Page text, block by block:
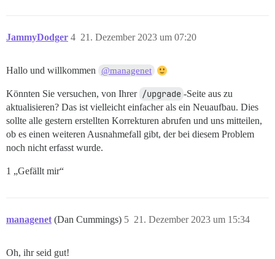
JammyDodger 21. Dezember 2023 um 07:20
4
Hallo und willkommen @managenet
Könnten Sie versuchen, von Ihrer /upgrade -Seite aus zu
aktualisieren? Das ist vielleicht einfacher als ein Neuaufbau. Dies
sollte alle gestern erstellten Korrekturen abrufen und uns mitteilen,
ob es einen weiteren Ausnahmefall gibt, der bei diesem Problem
noch nicht erfasst wurde.
1 „Gefällt mir“
managenet (Dan Cummings) 21. Dezember 2023 um 15:34
5
Oh, ihr seid gut!